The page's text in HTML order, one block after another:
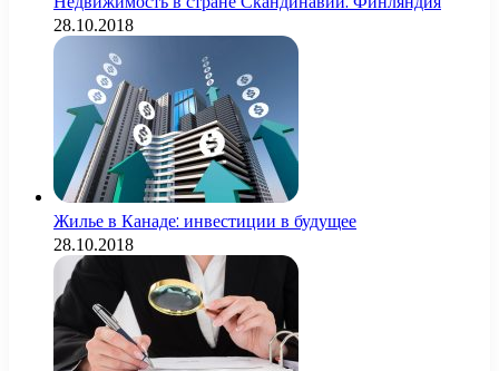
28.10.2018
Жилье в Канаде: инвестиции в будущее
28.10.2018